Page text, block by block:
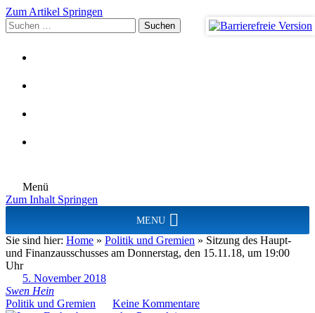
Zum Artikel Springen
Suchen
nach:
Menü
Zum Inhalt Springen
MENU
Sie sind hier: Home » Politik und Gremien » Sitzung des Haupt-
und Finanzausschusses am Donnerstag, den 15.11.18, um 19:00
Uhr
5. November 2018
Swen Hein
Politik und Gremien
Keine Kommentare